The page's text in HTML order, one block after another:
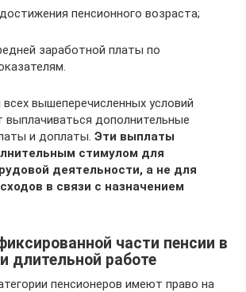
пенсионного возраста;
заработной платы по
вышеперечисленных условий
выплачиваться дополнительные
и доплаты. Эти выплаты
стимулом для
деятельности, а не для
в связи с назначением
части пенсии в
длительной работе
пенсионеров имеют право на